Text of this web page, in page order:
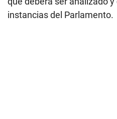
instancias del Parlamento.